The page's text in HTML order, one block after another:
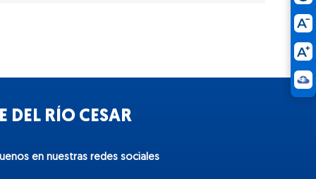
DEL RÍO CESAR
en nuestras redes sociales